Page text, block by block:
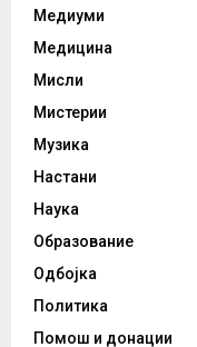
Медиуми
Медицина
Мисли
Мистерии
Музика
Настани
Наука
Образование
Одбојка
Политика
Помош и донации